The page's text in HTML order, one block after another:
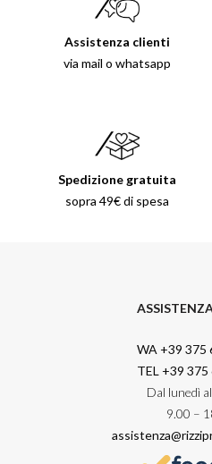
Assistenza clienti
via mail o whatsapp
Spedizione gratuita
sopra 49€ di spesa
WA +39 375
TEL +39
Dal lunedì
9.00 –